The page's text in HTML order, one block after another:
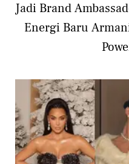
Jadi Brand
Energi Baru